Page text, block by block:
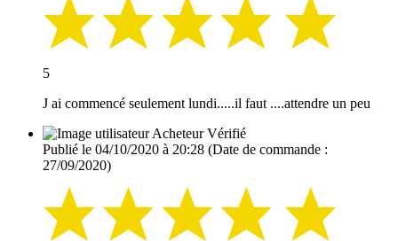
5
J ai commencé seulement lundi.....il faut ....attendre un peu
Acheteur Vérifié
Publié le 04/10/2020 à 20:28 (Date de commande :
27/09/2020)